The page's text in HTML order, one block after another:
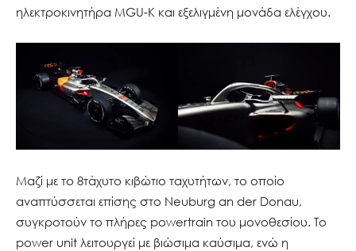
ηλεκτροκινητήρα MGU-K και εξελιγμένη μονάδα ελέγχου.
Μαζί με το 8τάχυτο κιβώτιο ταχυτήτων, το οποίο
αναπτύσσεται επίσης στο Neuburg an der Donau,
συγκροτούν το πλήρες powertrain του μονοθεσίου. Το
power unit λειτουργεί με βιώσιμα καύσιμα, ενώ η